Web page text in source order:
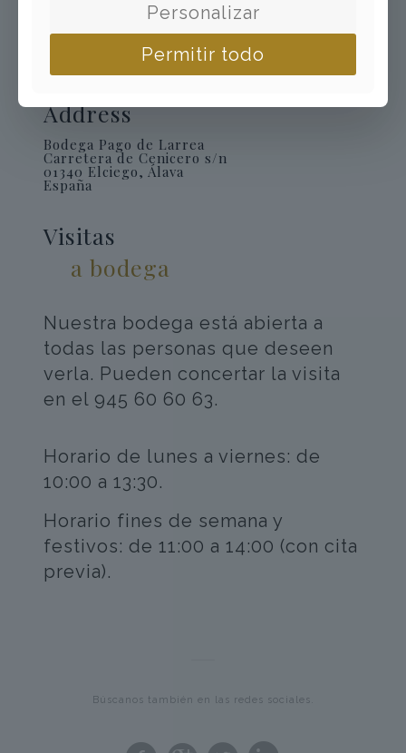
+34 945 60 60 63
bodega@pagodelarrea.com
Address
Bodega Pago de Larrea
Carretera de Cenicero s/n
01340 Elciego, Álava
España
Visitas
a bodega
Nuestra bodega está abierta a
todas las personas que deseen
verla. Pueden concertar la visita
en el 945 60 60 63.
Horario de lunes a viernes: de
10:00 a 13:30.
Horario fines de semana y
festivos: de 11:00 a 14:00 (con cita
previa).
Búscanos también en las redes sociales.
Personalizar
Permitir todo